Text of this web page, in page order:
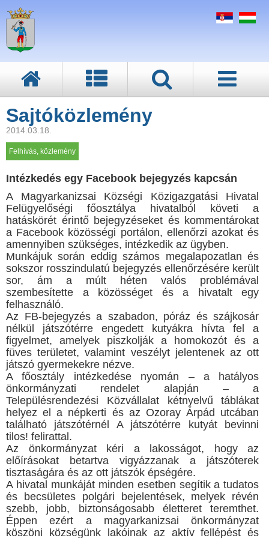
Sajtóközlemény
2014.03.18.
Felhívás, közlemény
Intézkedés egy Facebook bejegyzés kapcsán
A Magyarkanizsai Községi Közigazgatási Hivatal
Felügyelőségi főosztálya hivatalból követi a
hatáskörét érintő bejegyzéseket és kommentárokat
a Facebook közösségi portálon, ellenőrzi azokat és
amennyiben szükséges, intézkedik az ügyben.
Munkájuk során eddig számos megalapozatlan és
sokszor rosszindulatú bejegyzés ellenőrzésére került
sor, ám a múlt héten valós problémával
szembesítette a közösséget és a hivatalt egy
felhasználó.
Az FB-bejegyzés a szabadon, póráz és szájkosár
nélkül játszótérre engedett kutyákra hívta fel a
figyelmet, amelyek piszkolják a homokozót és a
füves területet, valamint veszélyt jelentenek az ott
játszó gyermekekre nézve.
A főosztály intézkedése nyomán – a hatályos
önkormányzati rendelet alapján – a
Településrendezési Közvállalat kétnyelvű táblákat
helyez el a népkerti és az Ozoray Árpád utcában
található játszótérnél A játszótérre kutyát bevinni
tilos! felirattal.
Az önkormányzat kéri a lakosságot, hogy az
előírásokat betartva vigyázzanak a játszóterek
tisztaságára és az ott játszók épségére.
A hivatal munkáját minden esetben segítik a tudatos
és becsületes polgári bejelentések, melyek révén
szebb, jobb, biztonságosabb életteret teremthet.
Éppen ezért a magyarkanizsai önkormányzat
köszöni községünk lakóinak az aktív fellépést és